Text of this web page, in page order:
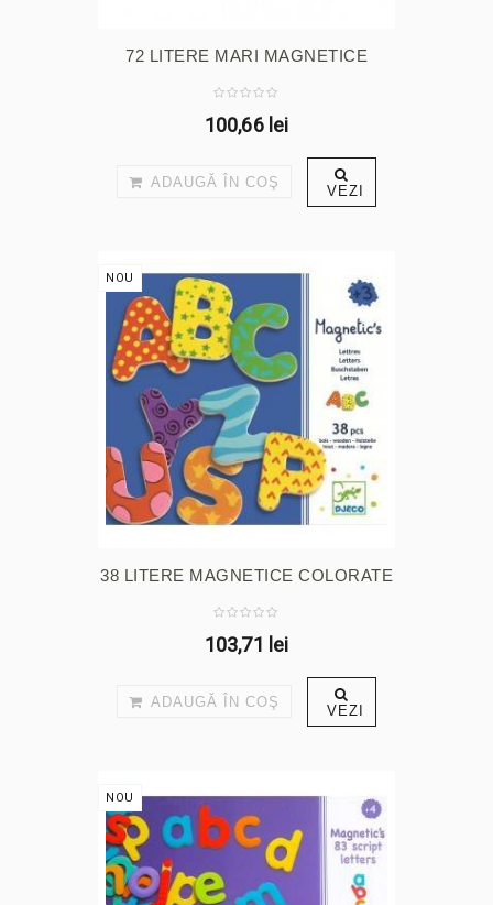
72 LITERE MARI MAGNETICE
100,66 lei
ADAUGĂ ÎN COŞ VEZI
NOU
38 LITERE MAGNETICE COLORATE
103,71 lei
ADAUGĂ ÎN COŞ VEZI
NOU